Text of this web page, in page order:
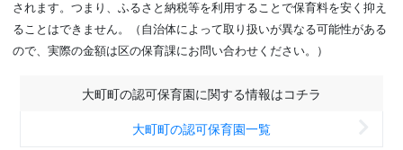
されます。つまり、ふるさと納税等を利用することで保育料を安く抑え
ることはできません。（自治体によって取り扱いが異なる可能性がある
ので、実際の金額は区の保育課にお問い合わせください。）
大町町の認可保育園に関する情報はコチラ
大町町の認可保育園一覧